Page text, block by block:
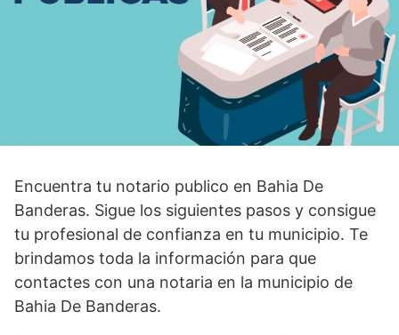
Encuentra tu notario publico en Bahia De
Banderas. Sigue los siguientes pasos y consigue
tu profesional de confianza en tu municipio. Te
brindamos toda la información para que
contactes con una notaria en la municipio de
Bahia De Banderas.